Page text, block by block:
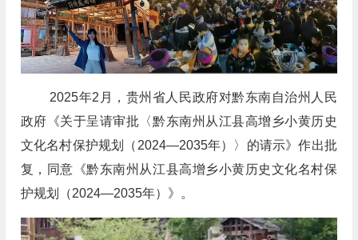
2025年2月，贵州省人民政府对黔东南自治州人民
政府《关于呈请审批〈黔东南州从江县高增乡小黄历史
文化名村保护规划（2024—2035年）〉的请示》作出批
复 ， 同意《黔东南州从江县高增乡小黄历史文化名村保
护规划（2024—2035年）》。